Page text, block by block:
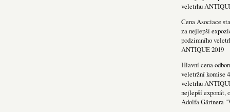
veletrhu
Cena Asociace
za nejlepší
podzimního
ANTIQUE 2019
Hlavní cena
veletržní komise
veletrhu
nejlepší exponát,
Adolfa Gärtnera